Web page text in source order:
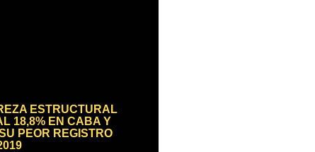
ESTRUCTURAL
18,8% EN CABA Y
PEOR REGISTRO